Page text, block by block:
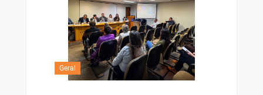
Geral